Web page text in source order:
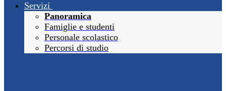
Servizi
Panoramica
Famiglie e studenti
Personale scolastico
Percorsi di studio